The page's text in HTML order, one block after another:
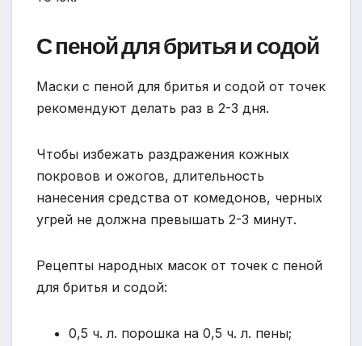
С пеной для бритья и содой
Маски с пеной для бритья и содой от точек
рекомендуют делать раз в 2-3 дня.
Чтобы избежать раздражения кожных
покровов и ожогов, длительность
нанесения средства от комедонов, черных
угрей не должна превышать 2-3 минут.
Рецепты народных масок от точек с пеной
для бритья и содой:
0,5 ч. л. порошка на 0,5 ч. л. пены;